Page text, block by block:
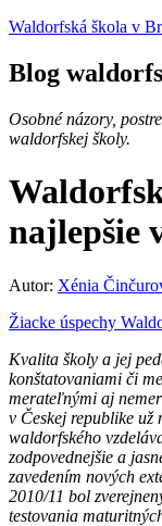
Waldorfská škola v
Blog
Osobné názory,
waldorfskej školy.
najlepšie
Autor: Xénia
Žiacke úspechy
Kvalita školy a jej
konštatovaniami či
merateľnými aj
v Českej republike už
waldorfského
zodpovednejšie a
zavedením nových
2010/11 bol
testovania